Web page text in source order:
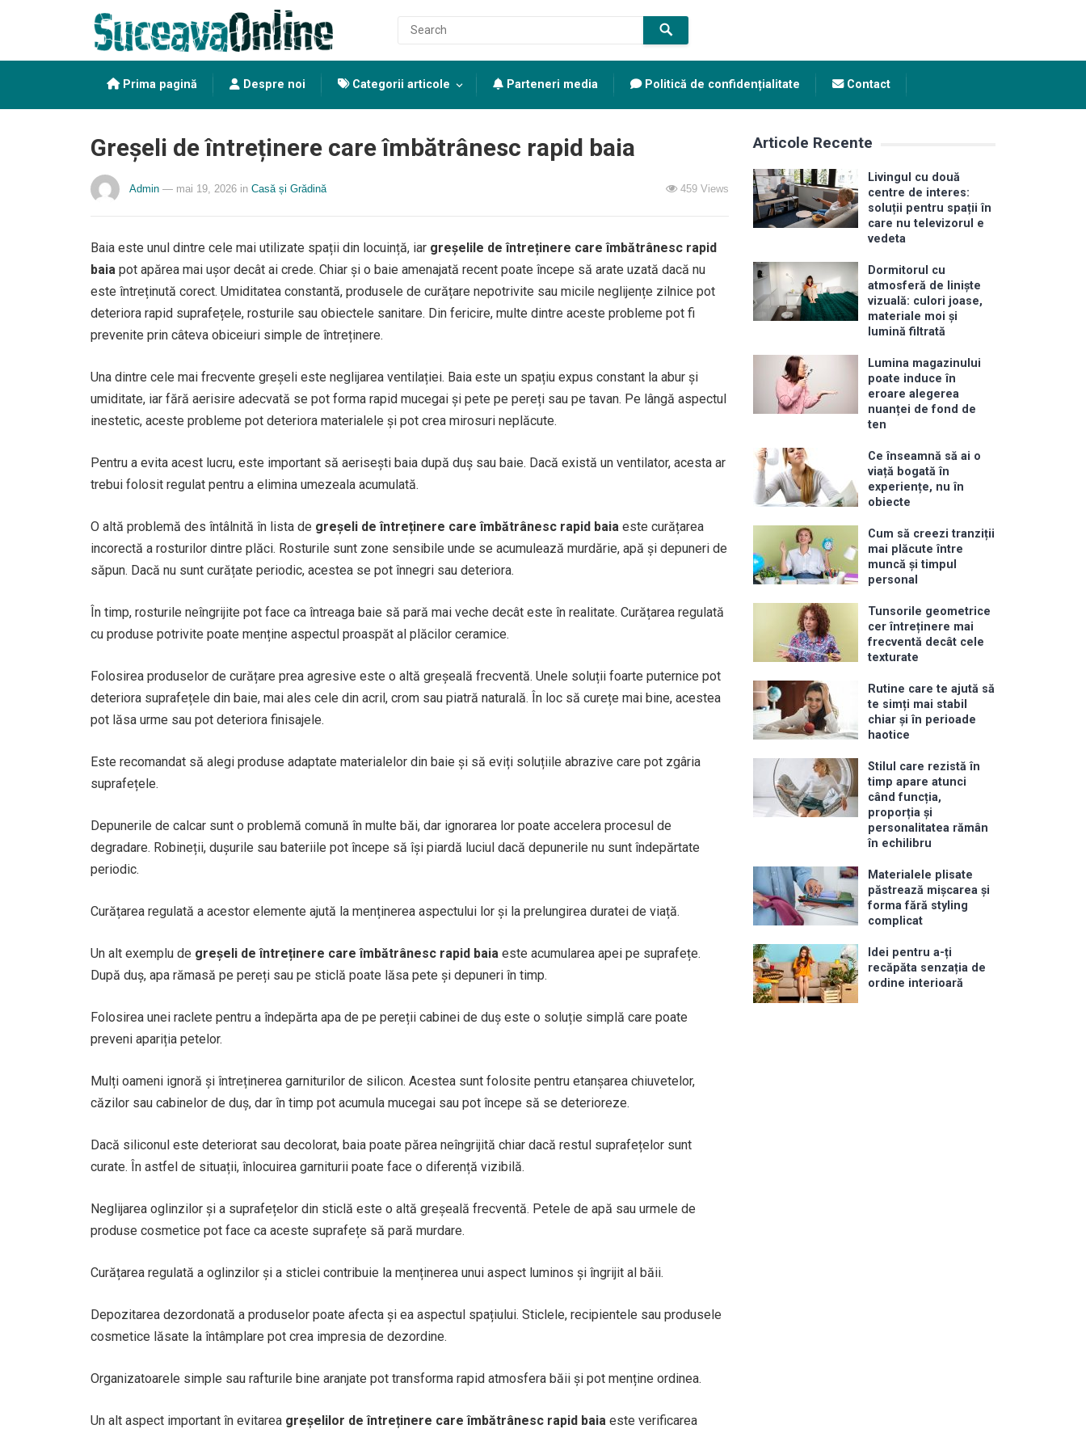
Prima pagină Despre noi Categorii articole Parteneri media Politică de confidențialitate Contact
Greșeli de întreținere care îmbătrânesc rapid baia
Admin — mai 19, 2026 in Casă și Grădină 459 Views
Baia este unul dintre cele mai utilizate spații din locuință, iar greșelile de întreținere care îmbătrânesc rapid
baia pot apărea mai ușor decât ai crede. Chiar și o baie amenajată recent poate începe să arate uzată dacă nu
este întreținută corect. Umiditatea constantă, produsele de curățare nepotrivite sau micile neglijențe zilnice pot
deteriora rapid suprafețele, rosturile sau obiectele sanitare. Din fericire, multe dintre aceste probleme pot fi
prevenite prin câteva obiceiuri simple de întreținere.
Una dintre cele mai frecvente greșeli este neglijarea ventilației. Baia este un spațiu expus constant la abur și
umiditate, iar fără aerisire adecvată se pot forma rapid mucegai și pete pe pereți sau pe tavan. Pe lângă aspectul
inestetic, aceste probleme pot deteriora materialele și pot crea mirosuri neplăcute.
Pentru a evita acest lucru, este important să aerisești baia după duș sau baie. Dacă există un ventilator, acesta ar
trebui folosit regulat pentru a elimina umezeala acumulată.
O altă problemă des întâlnită în lista de greșeli de întreținere care îmbătrânesc rapid baia este curățarea
incorectă a rosturilor dintre plăci. Rosturile sunt zone sensibile unde se acumulează murdărie, apă și depuneri de
săpun. Dacă nu sunt curățate periodic, acestea se pot înnegri sau deteriora.
În timp, rosturile neîngrijite pot face ca întreaga baie să pară mai veche decât este în realitate. Curățarea regulată
cu produse potrivite poate menține aspectul proaspăt al plăcilor ceramice.
Folosirea produselor de curățare prea agresive este o altă greșeală frecventă. Unele soluții foarte puternice pot
deteriora suprafețele din baie, mai ales cele din acril, crom sau piatră naturală. În loc să curețe mai bine, acestea
pot lăsa urme sau pot deteriora finisajele.
Este recomandat să alegi produse adaptate materialelor din baie și să eviți soluțiile abrazive care pot zgâria
suprafețele.
Depunerile de calcar sunt o problemă comună în multe băi, dar ignorarea lor poate accelera procesul de
degradare. Robineții, dușurile sau bateriile pot începe să își piardă luciul dacă depunerile nu sunt îndepărtate
periodic.
Curățarea regulată a acestor elemente ajută la menținerea aspectului lor și la prelungirea duratei de viață.
Un alt exemplu de greșeli de întreținere care îmbătrânesc rapid baia este acumularea apei pe suprafețe.
După duș, apa rămasă pe pereți sau pe sticlă poate lăsa pete și depuneri în timp.
Folosirea unei raclete pentru a îndepărta apa de pe pereții cabinei de duș este o soluție simplă care poate
preveni apariția petelor.
Mulți oameni ignoră și întreținerea garniturilor de silicon. Acestea sunt folosite pentru etanșarea chiuvetelor,
căzilor sau cabinelor de duș, dar în timp pot acumula mucegai sau pot începe să se deterioreze.
Dacă siliconul este deteriorat sau decolorat, baia poate părea neîngrijită chiar dacă restul suprafețelor sunt
curate. În astfel de situații, înlocuirea garniturii poate face o diferență vizibilă.
Neglijarea oglinzilor și a suprafețelor din sticlă este o altă greșeală frecventă. Petele de apă sau urmele de
produse cosmetice pot face ca aceste suprafețe să pară murdare.
Curățarea regulată a oglinzilor și a sticlei contribuie la menținerea unui aspect luminos și îngrijit al băii.
Depozitarea dezordonată a produselor poate afecta și ea aspectul spațiului. Sticlele, recipientele sau produsele
cosmetice lăsate la întâmplare pot crea impresia de dezordine.
Organizatoarele simple sau rafturile bine aranjate pot transforma rapid atmosfera băii și pot menține ordinea.
Un alt aspect important în evitarea greșelilor de întreținere care îmbătrânesc rapid baia este verificarea
Articole Recente
Livingul cu două
centre de interes:
soluții pentru spații în
care nu televizorul e
vedeta
Dormitorul cu
atmosferă de liniște
vizuală: culori joase,
materiale moi și
lumină filtrată
Lumina magazinului
poate induce în
eroare alegerea
nuanței de fond de
ten
Ce înseamnă să ai o
viață bogată în
experiențe, nu în
obiecte
Cum să creezi tranziții
mai plăcute între
muncă și timpul
personal
Tunsorile geometrice
cer întreținere mai
frecventă decât cele
texturate
Rutine care te ajută să
te simți mai stabil
chiar și în perioade
haotice
Stilul care rezistă în
timp apare atunci
când funcția,
proporția și
personalitatea rămân
în echilibru
Materialele plisate
păstrează mișcarea și
forma fără styling
complicat
Idei pentru a-ți
recăpăta senzația de
ordine interioară